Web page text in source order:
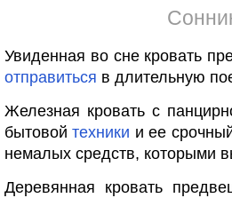
Увиденная во сне кровать
отправиться в длительную
Железная кровать с
бытовойтехники и ее
немалых средств, которыми
Деревянная кровать